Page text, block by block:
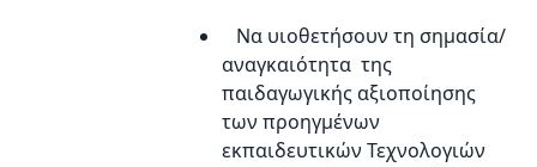
Να υιοθετήσουν τη σημασία/
αναγκαιότητα της
παιδαγωγικής αξιοποίησης
των προηγμένων
εκπαιδευτικών Τεχνολογιών